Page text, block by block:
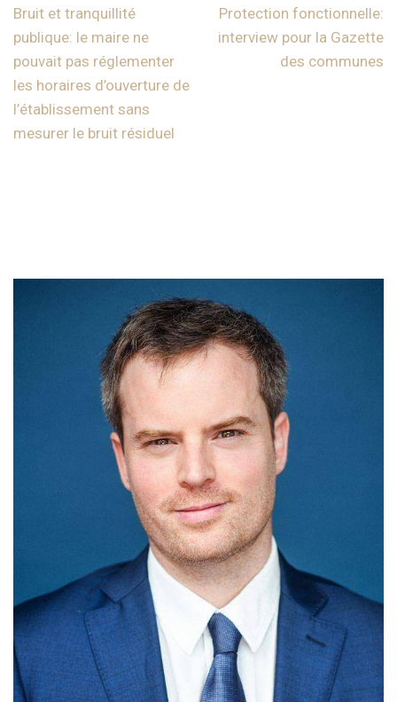
Bruit et tranquillité
publique: le maire ne
pouvait pas réglementer
les horaires d’ouverture de
l’établissement sans
mesurer le bruit résiduel
Protection fonctionnelle:
interview pour la Gazette
des communes